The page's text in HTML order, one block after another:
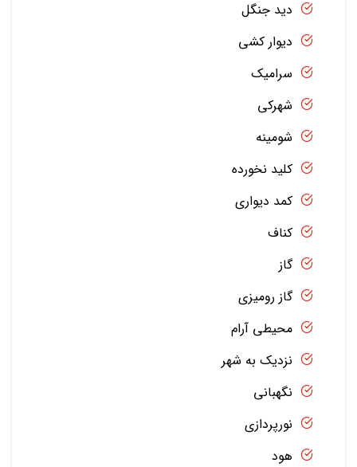
دید جنگل
دیوار کشی
سرامیک
شهرکی
شومینه
کلید نخورده
کمد دیواری
کناف
گاز
گاز رومیزی
محیطی آرام
نزدیک به شهر
نگهبانی
نورپردازی
هود